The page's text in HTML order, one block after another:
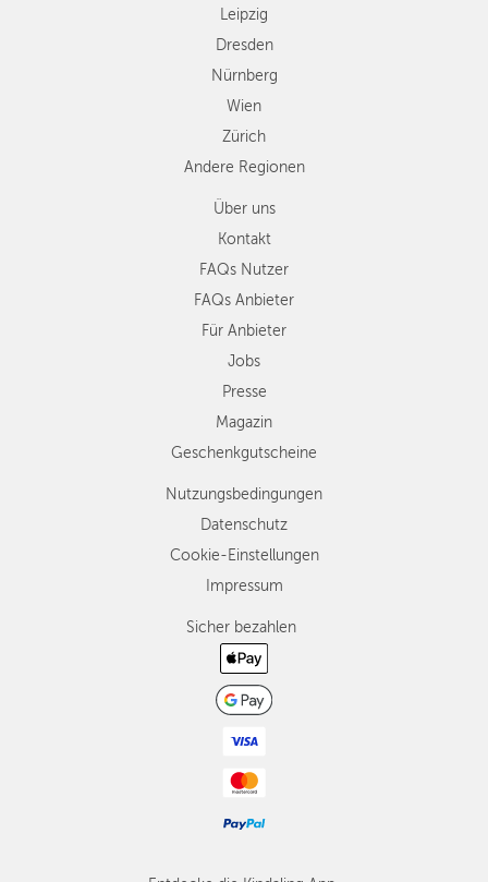
Leipzig
Dresden
Nürnberg
Wien
Zürich
Andere Regionen
Über uns
Kontakt
FAQs Nutzer
FAQs Anbieter
Für Anbieter
Jobs
Presse
Magazin
Geschenkgutscheine
Nutzungsbedingungen
Datenschutz
Cookie-Einstellungen
Impressum
Sicher bezahlen